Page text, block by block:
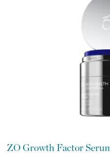
ZO Growth Factor